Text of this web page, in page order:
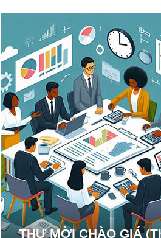
viết
THƯ MỜI CHÀO GIÁ